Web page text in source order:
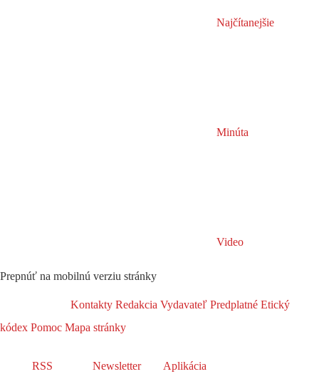
Najčítanejšie
Minúta
Video
Prepnúť na mobilnú verziu stránky
Kontakty Redakcia Vydavateľ Predplatné Etický
kódex Pomoc Mapa stránky
RSS Newsletter Aplikácia